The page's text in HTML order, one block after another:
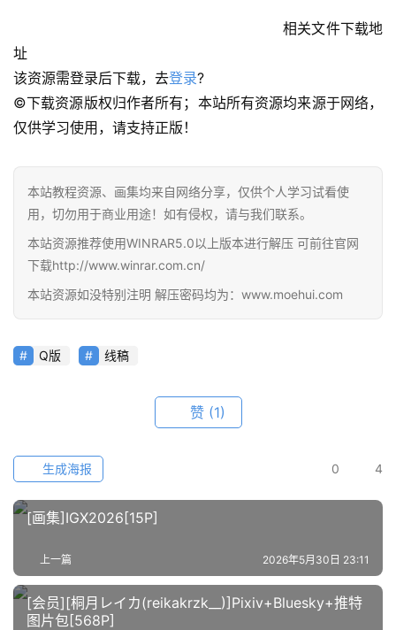
页
在
教
会
员
资
开
素
材
素
材
相关文件下载地
址
该资源需登录后下载，去登录?
©下载资源版权归作者所有；本站所有资源均来源于网络，
仅供学习使用，请支持正版！
本站教程资源、画集均来自网络分享，仅供个人学习试看使
用，切勿用于商业用途！如有侵权，请与我们联系。
本站资源推荐使用WINRAR5.0以上版本进行解压 可前往官网
下载http://www.winrar.com.cn/
本站资源如没特别注明 解压密码均为：www.moehui.com
Q版 线稿
赞 (1)
0 4
生成海报
[画集]IGX2026[15P]
上一篇 2026年5月30日 23:11
[会员][桐月レイカ(reikakrzk__)]Pixiv+Bluesky+推特
图片包[568P]